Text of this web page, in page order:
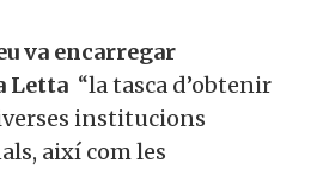
va encarregar
Letta “la tasca d’obtenir
institucions
així com les